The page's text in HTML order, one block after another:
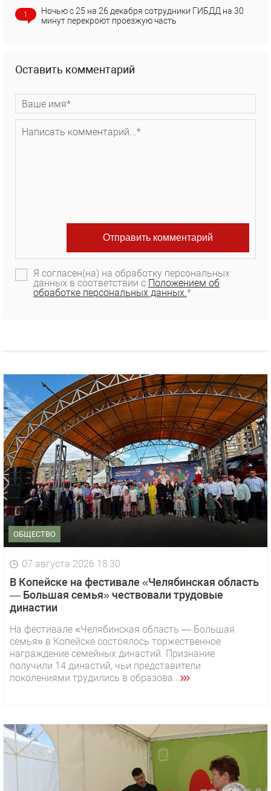
1
Ночью с 25 на 26 декабря сотрудники ГИБДД на 30
минут перекроют проезжую часть
Оставить комментарий
Я согласен(на) на обработку персональных
данных в соответствии с Положением об
обработке персональных данных.*
ОБЩЕСТВО
07 августа 2026 18:30
В Копейске на фестивале «Челябинская область
— Большая семья» чествовали трудовые
династии
На фестивале «Челябинская область — Большая
семья» в Копейске состоялось торжественное
награждение семейных династий. Признание
получили 14 династий, чьи представители
поколениями трудились в образова...